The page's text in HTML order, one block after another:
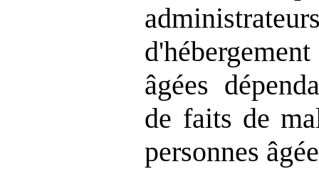
âgées
de faits de
personnes